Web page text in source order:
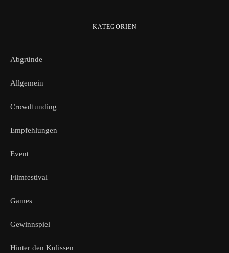
KATEGORIEN
Abgründe
Allgemein
Crowdfunding
Empfehlungen
Event
Filmfestival
Games
Gewinnspiel
Hinter den Kulissen